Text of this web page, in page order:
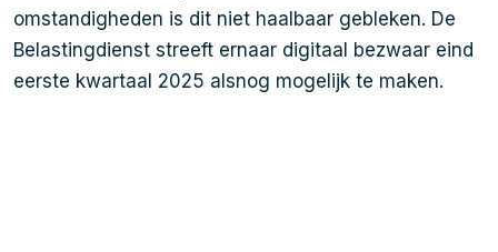
omstandigheden is dit niet haalbaar gebleken. De
Belastingdienst streeft ernaar digitaal bezwaar eind
eerste kwartaal 2025 alsnog mogelijk te maken.